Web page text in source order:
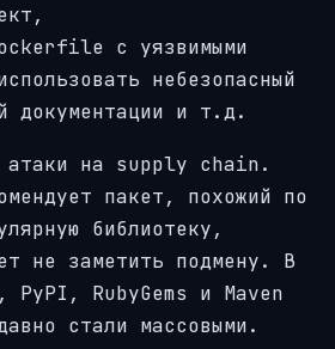
с уязвимыми
небезопасный
документации и т.д.
атаки на supply chain.
пакет, похожий по
библиотеку,
не заметить подмену. В
PyPI, RubyGems и Maven
стали массовыми.